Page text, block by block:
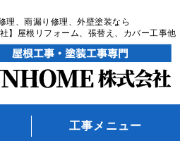
理、雨漏り修理、外壁塗装なら
】屋根リフォーム、張替え、カバー工事他
工事メニュー